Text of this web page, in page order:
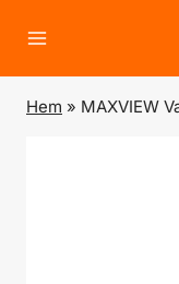
Hem » MAXVIEW